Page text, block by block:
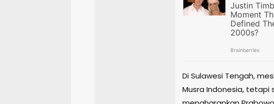
Di Sulawesi Tengah,
Musra Indonesia, tetapi